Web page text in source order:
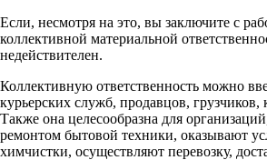
Если, несмотря на это, вы заключите с
коллективной материальной
недействителен.
Коллективную ответственность можно
курьерских служб, продавцов,
Также она целесообразна для
ремонтом бытовой техники, оказывают
химчистки, осуществляют перевозку,